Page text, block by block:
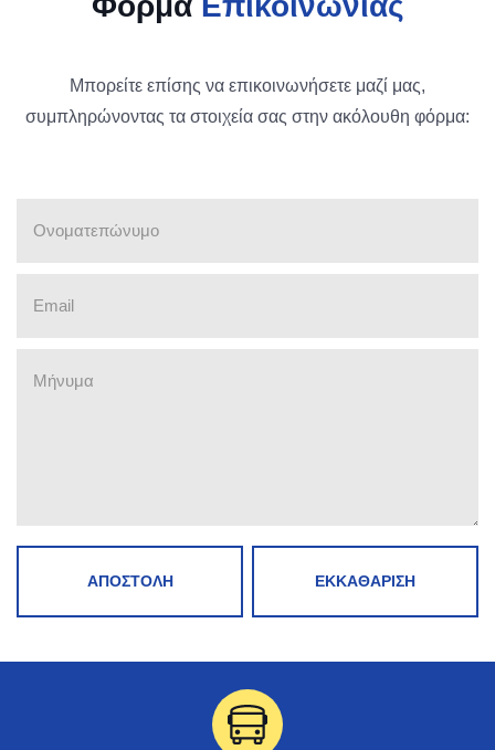
Μπορείτε επίσης να επικοινωνήσετε μαζί μας,
συμπληρώνοντας τα στοιχεία σας στην ακόλουθη φόρμα: